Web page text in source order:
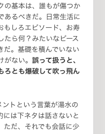
の基本は、誰もが傷つか
あるべきだ。日常生活に
もしろエピソード、お寿
たら何？みたいなピース
だ。基礎を積んでいない
ない。 誤って扱うと、
ろとも爆破して吹っ飛ん
ントという言葉が湯水の
には下ネタは話さないと
ただ、それでも会話に少